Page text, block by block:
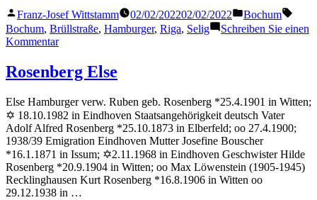
Veröffentlicht
von
Franz-Josef Wittstamm 02/02/202202/02/2022
Veröffentlicht
in
Bochum
Bochum, Brüllstraße, Hamburger, Riga, Selig
Schreiben Sie einen
Kommentarzu
Selig
Rosenberg Else
Else Hamburger verw. Ruben geb. Rosenberg *25.4.1901 in Witten;
✡ 18.10.1982 in Eindhoven Staatsangehörigkeit deutsch Vater
Adolf Alfred Rosenberg *25.10.1873 in Elberfeld; oo 27.4.1900;
1938/39 Emigration Eindhoven Mutter Josefine Bouscher
*16.1.1871 in Issum; ✡2.11.1968 in Eindhoven Geschwister Hilde
Rosenberg *20.9.1904 in Witten; oo Max Löwenstein (1905-1945)
Recklinghausen Kurt Rosenberg *16.8.1906 in Witten oo
29.12.1938 in …